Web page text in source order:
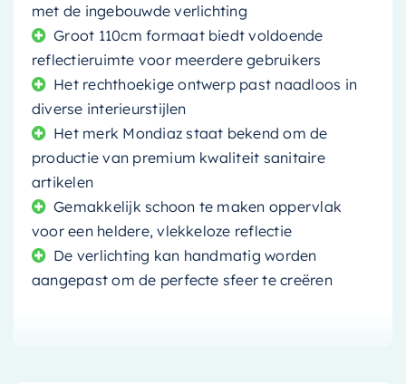
met de ingebouwde verlichting
Groot 110cm formaat biedt voldoende
reflectieruimte voor meerdere gebruikers
Het rechthoekige ontwerp past naadloos in
diverse interieurstijlen
Het merk Mondiaz staat bekend om de
productie van premium kwaliteit sanitaire
artikelen
Gemakkelijk schoon te maken oppervlak
voor een heldere, vlekkeloze reflectie
De verlichting kan handmatig worden
aangepast om de perfecte sfeer te creëren